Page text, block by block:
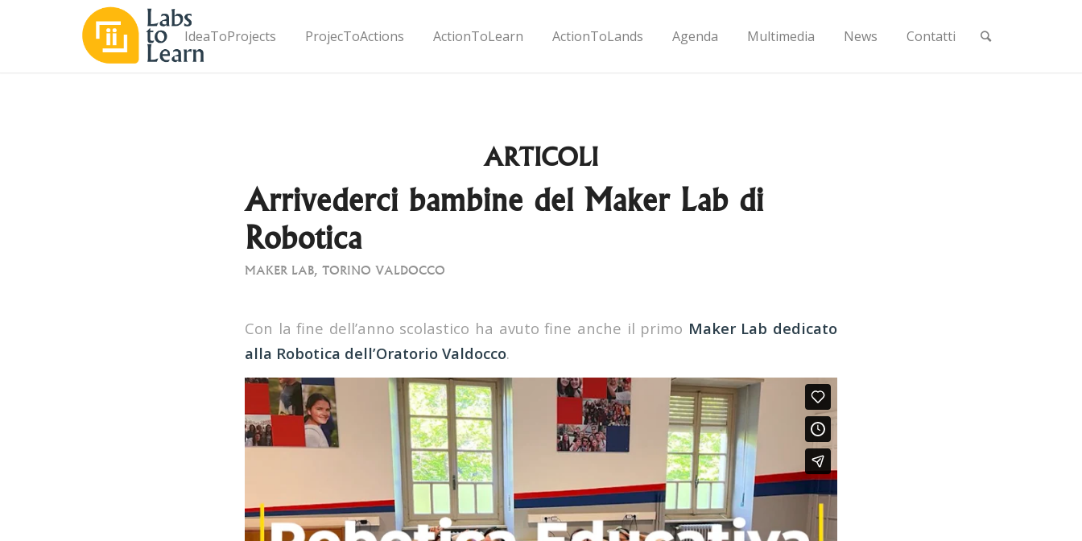
IdeaToProjects ProjecToActions ActionToLearn ActionToLands Agenda Multimedia News Contatti
ARTICOLI
Arrivederci bambine del Maker Lab di
Robotica
MAKER LAB, TORINO VALDOCCO
Con la fine dell’anno scolastico ha avuto fine anche il primo Maker Lab dedicato
alla Robotica dell’Oratorio Valdocco.